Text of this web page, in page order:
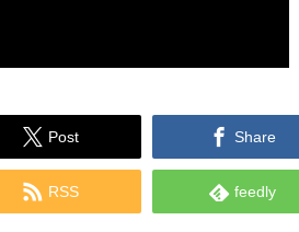
 Post  Share
 RSS  feedly